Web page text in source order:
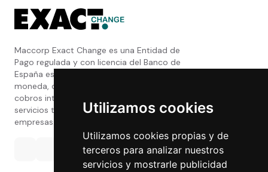
Utilizamos cookies
Utilizamos cookies propias y de
terceros para analizar nuestros
servicios y mostrarle publicidad
Maccorp Exact Change es una Entidad de
Pago regulada y con licencia del Banco de
España especializada en cambio de
moneda, divisas, transferencias, pagos y
cobros internacionales que presta estos
servicios tanto a particulares como a
empresas.